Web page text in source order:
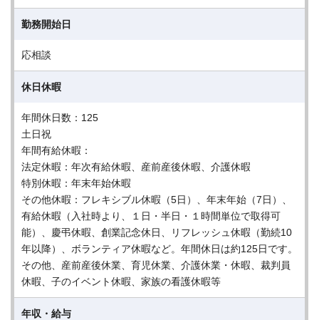
勤務開始日
応相談
休日休暇
年間休日数：125
土日祝
年間有給休暇：
法定休暇：年次有給休暇、産前産後休暇、介護休暇
特別休暇：年末年始休暇
その他休暇：フレキシブル休暇（5日）、年末年始（7日）、
有給休暇（入社時より、１日・半日・１時間単位で取得可
能）、慶弔休暇、創業記念休日、リフレッシュ休暇（勤続10
年以降）、ボランティア休暇など。年間休日は約125日です。
その他、産前産後休業、育児休業、介護休業・休暇、裁判員
休暇、子のイベント休暇、家族の看護休暇等
年収・給与